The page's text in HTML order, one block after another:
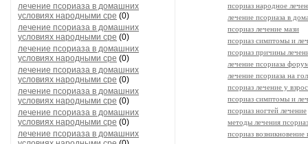
лечение псориаза в домашних
условиях народными сре (0)
лечение псориаза в домашних
условиях народными сре (0)
лечение псориаза в домашних
условиях народными сре (0)
лечение псориаза в домашних
условиях народными сре (0)
лечение псориаза в домашних
условиях народными сре (0)
лечение псориаза в домашних
условиях народными сре (0)
лечение псориаза в домашних
псориаз народное
лечение псориаза в
псориаз лечение мази
псориаз симптомы и
псориаз причины
лечение псориаза
лечение псориаза на
псориаз лечение у
псориаз симптомы и
псориаз ногтей лечение
методы лечения
псориаз возникновение